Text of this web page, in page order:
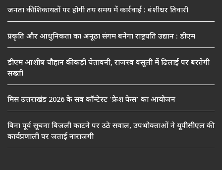
जनता की शिकायतों पर होगी तय समय में कार्रवाई : बंशीधर तिवारी
प्रकृति और आधुनिकता का अनूठा संगम बनेगा राष्ट्रपति उद्यान : डीएम
डीएम आशीष चौहान की कड़ी चेतावनी, राजस्व वसूली में ढिलाई पर बरतेगी
सख्ती
मिस उत्तराखंड 2026 के सब कॉन्टेस्ट ‘फ्रेश फेस’ का आयोजन
बिना पूर्व सूचना बिजली काटने पर उठे सवाल, उपभोक्ताओं ने यूपीसीएल की
कार्यप्रणाली पर जताई नाराजगी